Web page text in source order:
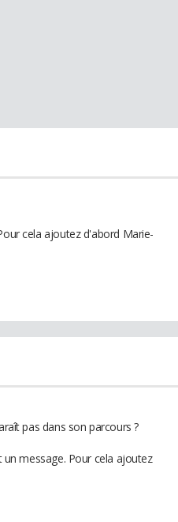
cela ajoutez d'abord Marie-
pas dans son parcours ?
message. Pour cela ajoutez